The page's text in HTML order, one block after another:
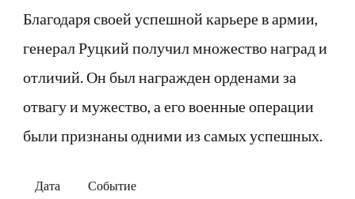
Благодаря своей успешной карьере в армии,
генерал Руцкий получил множество наград и
отличий. Он был награжден орденами за
отвагу и мужество, а его военные операции
были признаны одними из самых успешных.
Дата Событие